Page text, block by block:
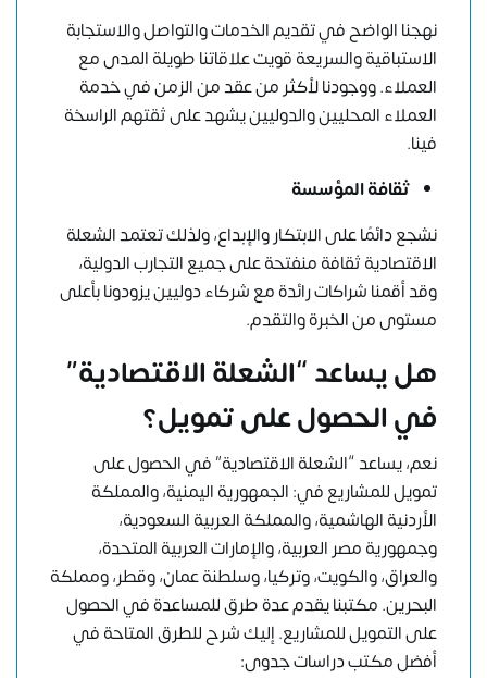
نهجنا الواضح في تقديم الخدمات والتواصل والاستجابة
الاستباقية والسريعة قويت علاقاتنا طويلة المدى مع
العملاء. ووجودنا لأكثر من عقد من الزمن في خدمة
العملاء المحليين والدوليين يشهد على ثقتهم الراسخة
فينا.
ثقافة المؤسسة
نشجع دائمًا على الابتكار والإبداع، ولذلك تعتمد الشعلة
الاقتصادية ثقافة منفتحة على جميع التجارب الدولية،
وقد أقمنا شراكات رائدة مع شركاء دوليين يزودونا بأعلى
مستوى من الخبرة والتقدم.
هل يساعد “الشعلة الاقتصادية”
في الحصول على تمويل؟
نعم، يساعد “الشعلة الاقتصادية” في الحصول على
تمويل للمشاريع في: الجمهورية اليمنية، والمملكة
الأردنية الهاشمية، والمملكة العربية السعودية،
وجمهورية مصر العربية، والإمارات العربية المتحدة،
والعراق، والكويت، وتركيا، وسلطنة عمان، وقطر، ومملكة
البحرين. مكتبنا يقدم عدة طرق للمساعدة في الحصول
على التمويل للمشاريع. إليك شرح للطرق المتاحة في
أفضل مكتب دراسات جدوى: